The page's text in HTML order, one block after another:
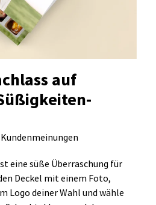
auf
eine süße Überraschung für
Deckel mit einem Foto,
Logo deiner Wahl und wähle